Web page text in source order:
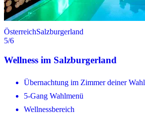
ÖsterreichSalzburgerland
5/6
Wellness im Salzburgerland
Übernachtung im Zimmer deiner Wahl
5-Gang Wahlmenü
Wellnessbereich